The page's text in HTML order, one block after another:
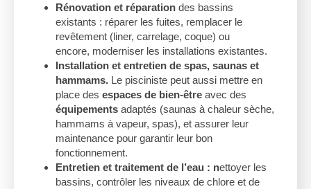
Rénovation et réparation des bassins
existants : réparer les fuites, remplacer le
revêtement (liner, carrelage, coque) ou
encore, moderniser les installations existantes.
Installation et entretien de spas, saunas et
hammams. Le pisciniste peut aussi mettre en
place des espaces de bien-être avec des
équipements adaptés (saunas à chaleur sèche,
hammams à vapeur, spas), et assurer leur
maintenance pour garantir leur bon
fonctionnement.
Entretien et traitement de l’eau : nettoyer les
bassins, contrôler les niveaux de chlore et de